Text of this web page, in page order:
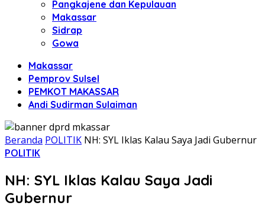
Pangkajene dan Kepulauan
Makassar
Sidrap
Gowa
Makassar
Pemprov Sulsel
PEMKOT MAKASSAR
Andi Sudirman Sulaiman
Beranda POLITIK NH: SYL Iklas Kalau Saya Jadi Gubernur
POLITIK
NH: SYL Iklas Kalau Saya Jadi
Gubernur